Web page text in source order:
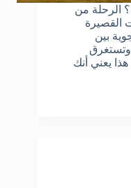
الرحلة من
القصيرة
بين
فقط، وتستغرق
يعني أنك